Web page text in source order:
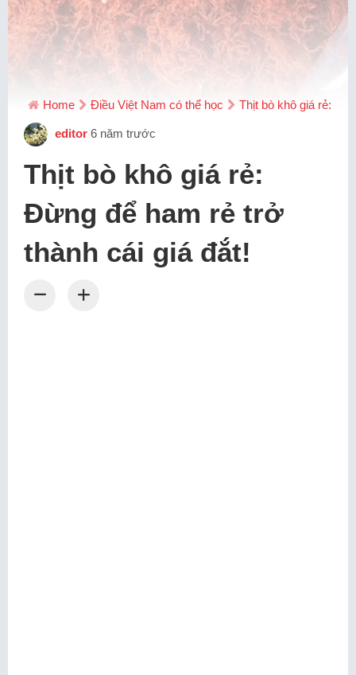
Home Điều Việt Nam có thể học Thịt bò khô giá rẻ:
editor 6 năm trước
Thịt bò khô giá rẻ:
Đừng để ham rẻ trở
thành cái giá đắt!